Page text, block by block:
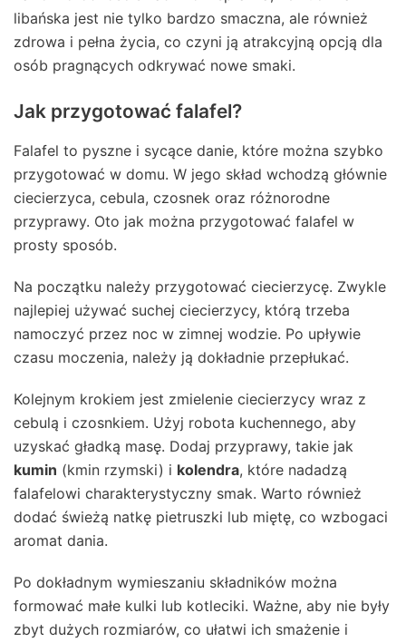
libańska jest nie tylko bardzo smaczna, ale również
zdrowa i pełna życia, co czyni ją atrakcyjną opcją dla
osób pragnących odkrywać nowe smaki.
Jak przygotować falafel?
Falafel to pyszne i sycące danie, które można szybko
przygotować w domu. W jego skład wchodzą głównie
ciecierzyca, cebula, czosnek oraz różnorodne
przyprawy. Oto jak można przygotować falafel w
prosty sposób.
Na początku należy przygotować ciecierzycę. Zwykle
najlepiej używać suchej ciecierzycy, którą trzeba
namoczyć przez noc w zimnej wodzie. Po upływie
czasu moczenia, należy ją dokładnie przepłukać.
Kolejnym krokiem jest zmielenie ciecierzycy wraz z
cebulą i czosnkiem. Użyj robota kuchennego, aby
uzyskać gładką masę. Dodaj przyprawy, takie jak
kumin (kmin rzymski) i kolendra, które nadadzą
falafelowi charakterystyczny smak. Warto również
dodać świeżą natkę pietruszki lub miętę, co wzbogaci
aromat dania.
Po dokładnym wymieszaniu składników można
formować małe kulki lub kotleciki. Ważne, aby nie były
zbyt dużych rozmiarów, co ułatwi ich smażenie i